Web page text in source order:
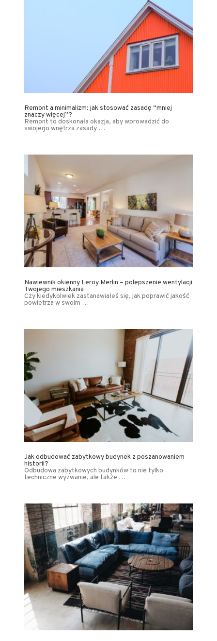
Remont a minimalizm: jak stosować zasadę “mniej
znaczy więcej”?
Remont to doskonała okazja, aby wprowadzić do
swojego wnętrza zasady …
Nawiewnik okienny Leroy Merlin – polepszenie wentylacji
Twojego mieszkania
Czy kiedykolwiek zastanawiałeś się, jak poprawić jakość
powietrza w swoim …
Jak odbudować zabytkowy budynek z poszanowaniem
historii?
Odbudowa zabytkowych budynków to nie tylko
techniczne wyzwanie, ale także …